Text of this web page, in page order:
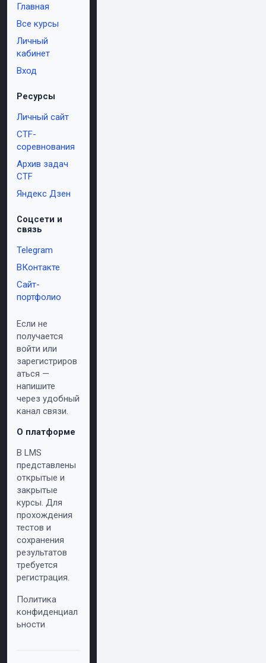
Главная
Все курсы
Личный
кабинет
Вход
Ресурсы
Личный сайт
CTF-
соревнования
Архив задач
CTF
Яндекс Дзен
Соцсети и
связь
Telegram
ВКонтакте
Сайт-
портфолио
Если не
получается
войти или
зарегистриров
аться —
напишите
через удобный
канал связи.
О платформе
В LMS
представлены
открытые и
закрытые
курсы. Для
прохождения
тестов и
сохранения
результатов
требуется
регистрация.
Политика
конфиденциал
ьности